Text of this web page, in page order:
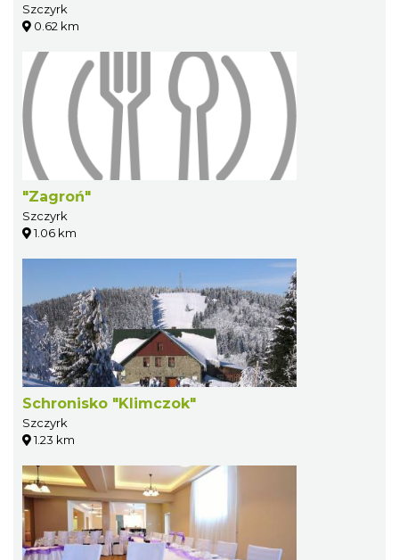
Szczyrk
0.62 km
"Zagroń"
Szczyrk
1.06 km
Schronisko "Klimczok"
Szczyrk
1.23 km